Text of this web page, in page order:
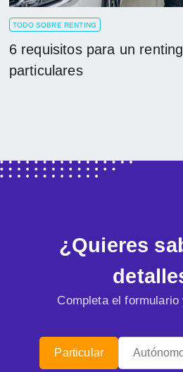
TODO SOBRE RENTING
6 requisitos para un
particulares
¿Quieres
Completa el
Particular